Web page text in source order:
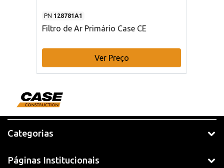
PN 128781A1
Filtro de Ar Primário Case CE
Ver Preço
Categorias
Páginas Institucionais